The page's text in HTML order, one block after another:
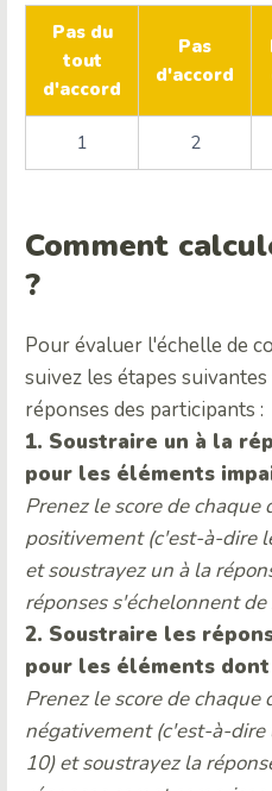
Pas du
tout
d'accord
Pas
d'accord
1 2
Comment
?
Pour évaluer l'échelle de
suivez les étapes
réponses des participants :
1. Soustraire un à la
pour les éléments
Prenez le score de chaque
positivement (c'est-à-dire
et soustrayez un à la
réponses s'échelonnent de
2. Soustraire les
pour les éléments
Prenez le score de chaque
négativement (c'est-à-dire
10) et soustrayez la